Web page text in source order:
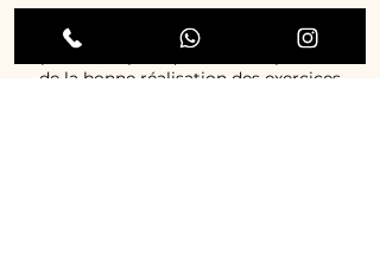
Dans le cas d'une réhabilitation
sportive, le pratiquant est responsable
de la bonne réalisation des exercices